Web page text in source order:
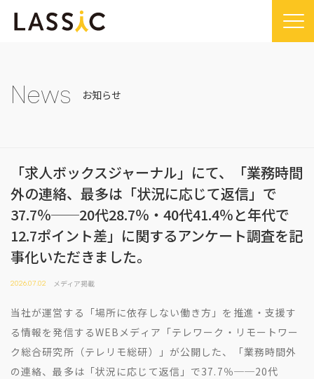
Company
会社概要
代表メッセージ
経営メンバー紹介
Remogu（リモグ）・リラシク
Remoguフリーランス
リラシク
ITソリューション
Sustainability TOP
SDGsに対する取り組み
News
News TOP
メディア掲載
プレスリリース
ニュース
IR TOP
開示情報
コーポレート・ガバナンス
ディスクロージャーポリシー
電子公告
免責事項
Recruit
LASSIC Media
LASSIC Media TOP
地方創生コラム
お客さまの声
お問い合わせフォーム
News お知らせ
「求人ボックスジャーナル」にて、「業務時間
外の連絡、最多は「状況に応じて返信」で
37.7％──20代28.7％・40代41.4％と年代で
12.7ポイント差」に関するアンケート調査を記
事化いただきました。
2026.07.02 メディア掲載
当社が運営する「場所に依存しない働き方」を推進・支援す
る情報を発信するWEBメディア「テレワーク・リモートワー
ク総合研究所（テレリモ総研）」が公開した、「業務時間外
の連絡、最多は「状況に応じて返信」で37.7％──20代